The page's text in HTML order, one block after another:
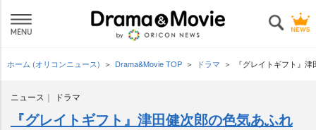
ホーム (オリコンニュース) Drama&Movie TOP ドラマ 『グレイトギフト』
ニュース ドラマ
『グレイトギフト』津田健次郎の色気あふれ